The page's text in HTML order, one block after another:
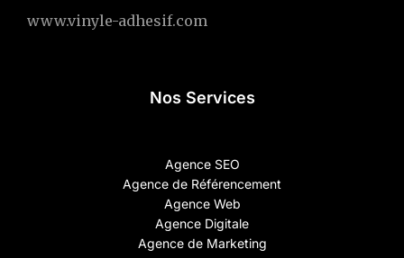
www.vinyle-adhesif.com
Nos Services
Agence SEO
Agence de Référencement
Agence Web
Agence Digitale
Agence de Marketing